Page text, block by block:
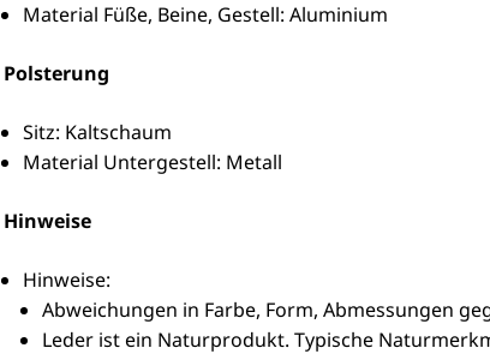
Material Füße, Beine, Gestell: Aluminium
Polsterung
Sitz: Kaltschaum
Material Untergestell: Metall
Hinweise
Hinweise:
Abweichungen in Farbe, Form, Abmessungen
Leder ist ein Naturprodukt. Typische